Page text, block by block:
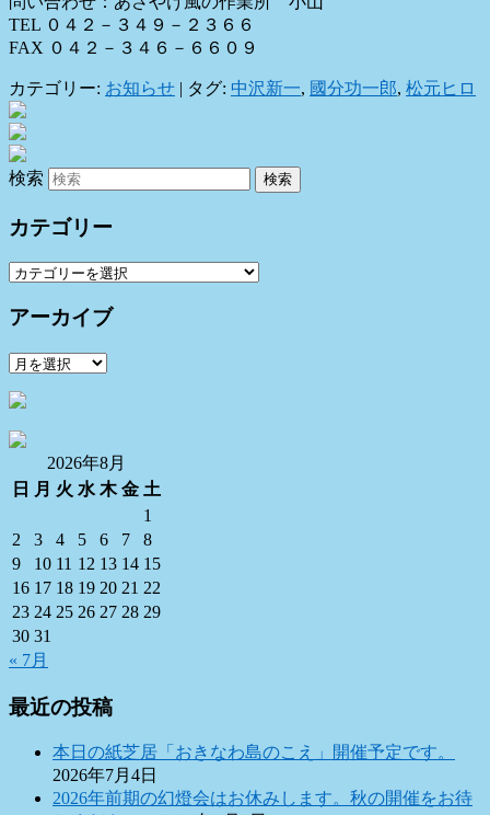
TEL ０４２－３４９－２３６６
FAX ０４２－３４６－６６０９
カテゴリー: お知らせ | タグ: 中沢新一, 國分功一郎, 松元ヒロ
検索
カテゴリー
カ
ゴ
ー
アーカイブ
ア
カ
イ
ブ
2026年8月
日
月 火 水 木 金 土
1
2
3 4 5 6 7
8
9
10 11 12 13 14 15
16 17 18 19 20 21 22
23 24 25 26 27 28 29
30 31
« 7月
最近の投稿
本日の紙芝居「おきなわ島のこえ」開催予定です。
2026年7月4日
2026年前期の幻燈会はお休みします。秋の開催をお待